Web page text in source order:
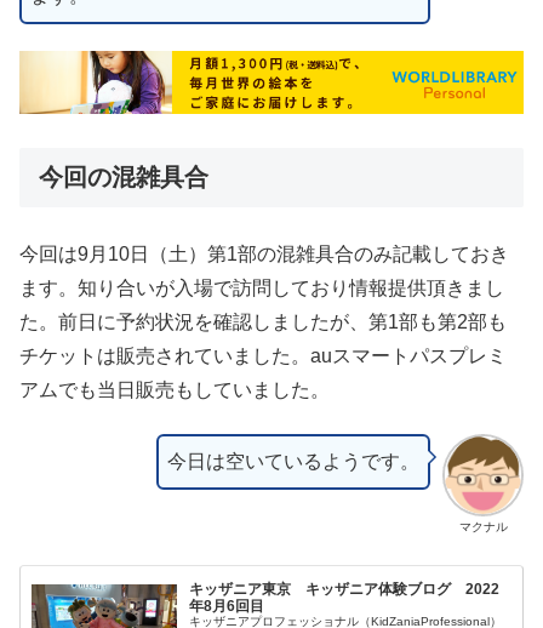
今回の混雑具合
今回は9月10日（土）第1部の混雑具合のみ記載しておき
ます。知り合いが入場で訪問しており情報提供頂きまし
た。前日に予約状況を確認しましたが、第1部も第2部も
チケットは販売されていました。auスマートパスプレミ
アムでも当日販売もしていました。
マクナル
今日は空いているようです。
キッザニア東京 キッザニア体験ブログ 2022
年8月6回目
キッザニアプロフェッショナル（KidZaniaProfessional）